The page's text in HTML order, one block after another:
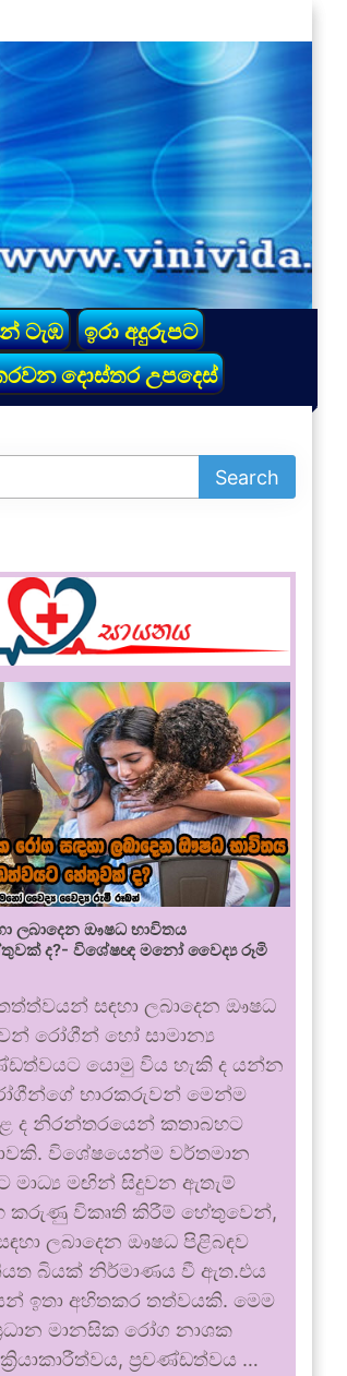
ටැඹ
ඉරා අදුරුපට
දොස්තර උපදෙස්
ලබාදෙන ඖෂධ භාවිතය
ද?- විශේෂඥ මනෝ වෛද්‍ය රූමි
සඳහා ලබාදෙන ඖෂධ
රෝගීන් හෝ සාමාන්‍ය
යොමු විය හැකි ද යන්න
භාරකරුවන් මෙන්ම
ද නිරන්තරයෙන් කතාබහට
විශේෂයෙන්ම වර්තමාන
මාධ්‍ය මඟින් සිදුවන ඇතැම්
කරුණු විකෘති කිරීම් හේතුවෙන්,
ලබාදෙන ඖෂධ පිළිබඳව
බියක් නිර්මාණය වී ඇත.එය
ඉතා අහිතකර තත්වයකි. මෙම
මානසික රෝග නාශක
ප්‍රචණ්ඩත්වය …